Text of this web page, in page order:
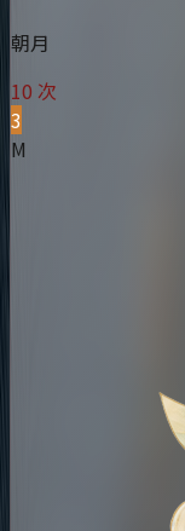
朝月
10 次
3
M